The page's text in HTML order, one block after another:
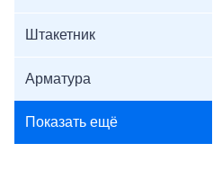
Штакетник
Арматура
Показать ещё